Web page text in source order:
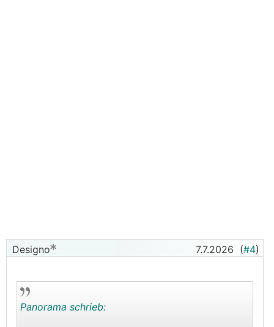
Designo 7.7.2026 (#4)
Panorama schrieb: